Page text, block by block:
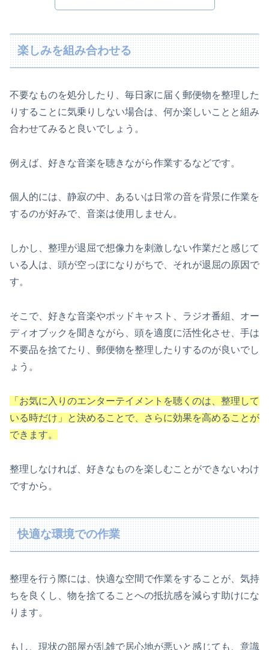
楽しみを組み合わせる
不要なものを処分したり、毎日家に届く郵便物を整理した
りすることに気乗りしない場合は、何か楽しいことと組み
合わせてみると良いでしょう。
例えば、好きな音楽を聴きながら作業するなどです。
個人的には、静寂の中、あるいは日常の音を背景に作業を
するのが好みで、音楽は使用しません。
しかし、整理が退屈で想像力を刺激しない作業だと感じて
いる人は、頭が空っぽになりがちで、それが退屈の原因で
す。
そこで、好きな音楽やポッドキャスト、ラジオ番組、オー
ディオブックを聞きながら、頭を適度に活性化させ、手は
不要品を捨てたり、郵便物を整理したりするのが良いでし
ょう。
「お気に入りのエンターテイメントを聴くのは、整理して
いる時だけ」と決めることで、さらに効果を高めることが
できます。
整理しなければ、好きなものを楽しむことができないわけ
ですから。
快適な環境での作業
整理を行う際には、快適な空間で作業をすることが、気持
ちを良くし、物を捨てることへの抵抗感を減らす助けにな
ります。
もし、現状の部屋が乱雑で居心地が悪いと感じても、意識